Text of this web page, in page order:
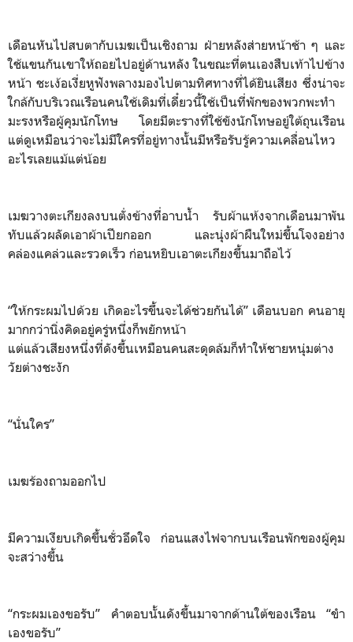
เดือนหันไปสบตากับเมฆเป็นเชิงถาม ฝ่ายหลังส่ายหน้าช้า ๆ และ
ใช้แขนกันเขาให้ถอยไปอยู่ด้านหลัง ในขณะที่ตนเองสืบเท้าไปข้าง
หน้า ชะเง้อเงี่ยหูฟังพลางมองไปตามทิศทางที่ได้ยินเสียง ซึ่งน่าจะ
ใกล้กับบริเวณเรือนคนใช้เดิมที่เดี๋ยวนี้ใช้เป็นที่พักของพวกพะทำ
มะรงหรือผู้คุมนักโทษ โดยมีตะรางที่ใช้ขังนักโทษอยู่ใต้ถุนเรือน
แต่ดูเหมือนว่าจะไม่มีใครที่อยู่ทางนั้นมีหรือรับรู้ความเคลื่อนไหว
อะไรเลยแม้แต่น้อย
เมฆวางตะเกียงลงบนตั่งข้างที่อาบน้ำ รับผ้าแห้งจากเดือนมาพัน
ทับแล้วผลัดเอาผ้าเปียกออก และนุ่งผ้าผืนใหม่ขึ้นโจงอย่าง
คล่องแคล่วและรวดเร็ว ก่อนหยิบเอาตะเกียงขึ้นมาถือไว้
“ให้กระผมไปด้วย เกิดอะไรขึ้นจะได้ช่วยกันได้” เดือนบอก คนอายุ
มากกว่านิ่งคิดอยู่ครู่หนึ่งก็พยักหน้า
แต่แล้วเสียงหนึ่งที่ดังขึ้นเหมือนคนสะดุดล้มก็ทำให้ชายหนุ่มต่าง
วัยต่างชะงัก
“นั่นใคร”
เมฆร้องถามออกไป
มีความเงียบเกิดขึ้นชั่วอึดใจ ก่อนแสงไฟจากบนเรือนพักของผู้คุม
จะสว่างขึ้น
“กระผมเองขอรับ” คำตอบนั้นดังขึ้นมาจากด้านใต้ของเรือน “ขำ
เองขอรับ”